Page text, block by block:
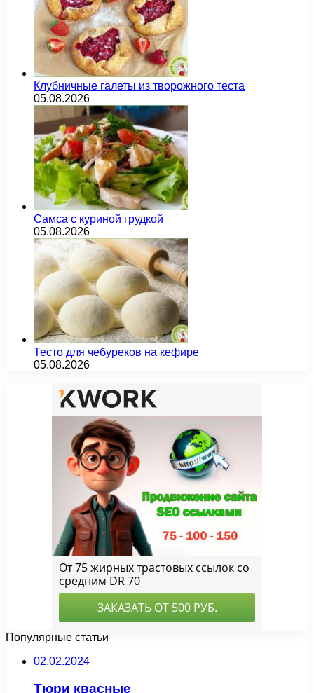
Клубничные галеты из творожного теста
05.08.2026
Самса с куриной грудкой
05.08.2026
Тесто для чебуреков на кефире
05.08.2026
Популярные статьи
02.02.2024
Тюри квасные